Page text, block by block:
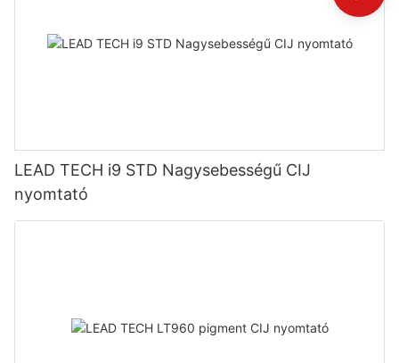
LEAD TECH i9 STD Nagysebességű CIJ
nyomtató